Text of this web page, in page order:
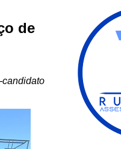
de